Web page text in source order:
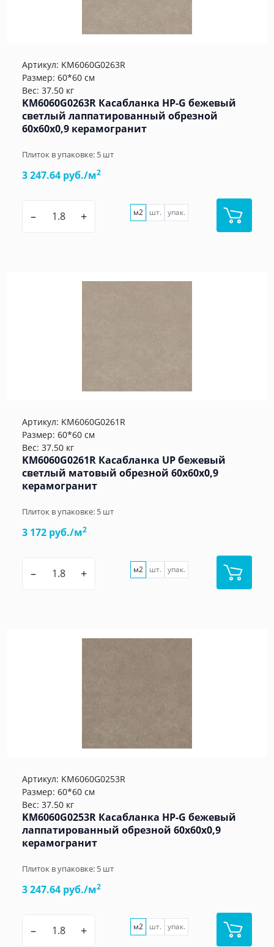
Артикул: KM6060G0263R
Размер: 60*60 см
Вес: 37.50 кг
KM6060G0263R Касабланка HP-G бежевый
светлый лаппатированный обрезной
60x60x0,9 керамогранит
Плиток в упаковке: 5 шт
3 247.64 руб./м2
– + м2 шт. упак.
Артикул: KM6060G0261R
Размер: 60*60 см
Вес: 37.50 кг
KM6060G0261R Касабланка UP бежевый
светлый матовый обрезной 60x60x0,9
керамогранит
Плиток в упаковке: 5 шт
3 172 руб./м2
– + м2 шт. упак.
Артикул: KM6060G0253R
Размер: 60*60 см
Вес: 37.50 кг
KM6060G0253R Касабланка HP-G бежевый
лаппатированный обрезной 60x60x0,9
керамогранит
Плиток в упаковке: 5 шт
3 247.64 руб./м2
– + м2 шт. упак.